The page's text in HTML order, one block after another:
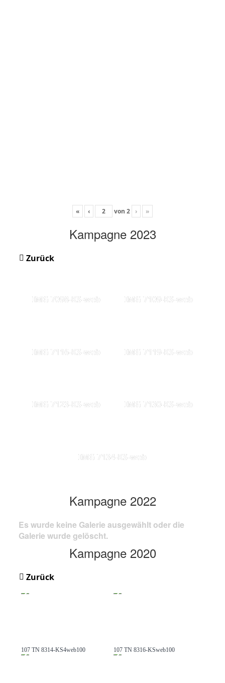
« ‹ von 2 › »
Kampagne 2023
Zurück
IMG 7098-KS-web IMG 7109-KS-web
IMG 7116-KS-web IMG 7119-KS-web
IMG 7123-KS-web IMG 7130-KS-web
IMG 7134-KS-web
Kampagne 2022
Es wurde keine Galerie ausgewählt oder die
Galerie wurde gelöscht.
Kampagne 2020
Zurück
107 TN 8314-KS4web100 107 TN 8316-KSweb100